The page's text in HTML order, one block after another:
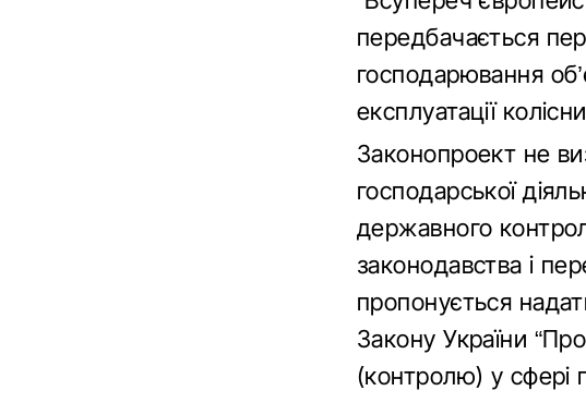
передбачається
господарювання
експлуатації
Законопроект не
господарської
державного
законодавства і
пропонується
Закону України
(контролю) у сфері